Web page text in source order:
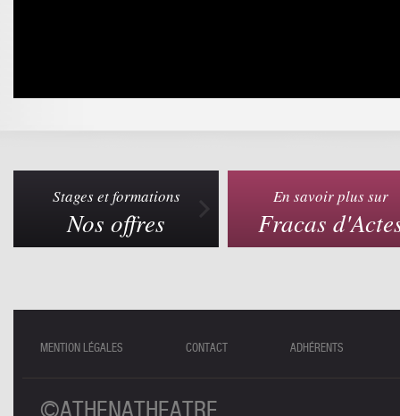
En savoir plus sur
Fracas
Stages et formations
Nos offres
MENTION LÉGALES CONTACT ADHÉRENTS
©ATHENATHEATRE